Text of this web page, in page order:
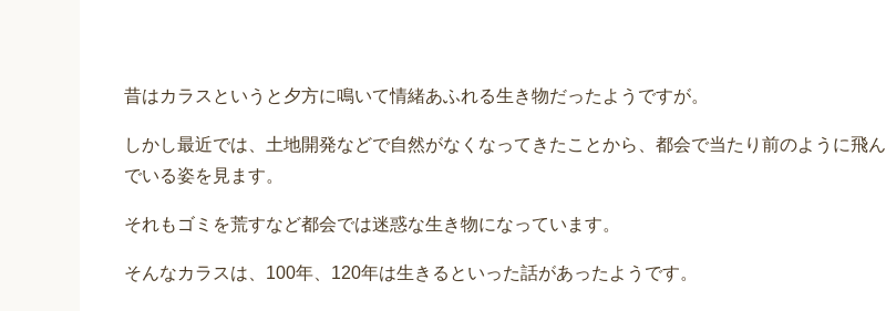
昔はカラスというと夕方に鳴いて情緒あふれる生き物だったようですが。
しかし最近では、土地開発などで自然がなくなってきたことから、都会で当たり前のように飛ん
でいる姿を見ます。
それもゴミを荒すなど都会では迷惑な生き物になっています。
そんなカラスは、100年、120年は生きるといった話があったようです。